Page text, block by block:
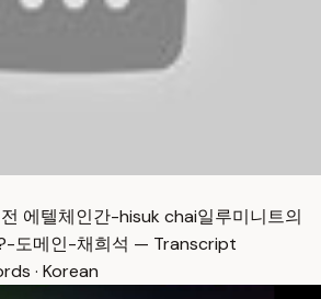
에텔체인간-hisuk chai일루미니트의
도메인-채희석 — Transcript
· Korean